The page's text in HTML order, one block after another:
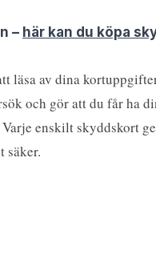
– här kan du köpa
läsa av dina
och gör att du får ha
enskilt skyddskort
säker.